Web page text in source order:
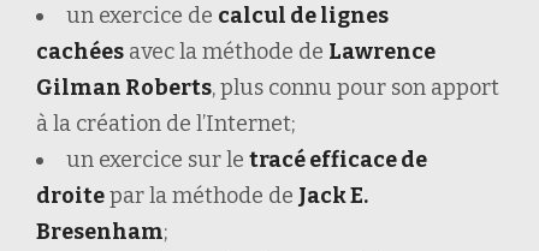
un exercice de calcul de lignes
cachées avec la méthode de Lawrence
Gilman Roberts, plus connu pour son apport
à la création de l’Internet;
un exercice sur le tracé efficace de
droitepar la méthode de Jack E.
Bresenham;